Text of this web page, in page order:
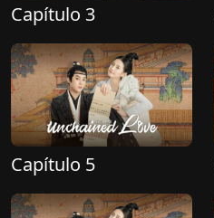
Capítulo 3
Capítulo 5